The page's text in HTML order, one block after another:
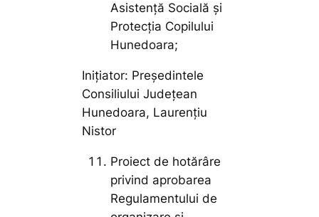
Asistență Socială și
Protecția Copilului
Hunedoara;
Inițiator: Președintele
Consiliului Județean
Hunedoara, Laurențiu
Nistor
Proiect de hotărâre
privind aprobarea
Regulamentului de